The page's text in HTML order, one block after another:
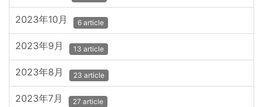
2023年10月 6 article
2023年9月 13 article
2023年8月 23 article
2023年7月 27 article